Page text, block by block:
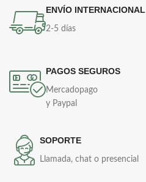
ENVÍO INTERNACIONAL
2-5 días
PAGOS SEGUROS
Mercadopago
y Paypal
SOPORTE
Llamada, chat o presencial